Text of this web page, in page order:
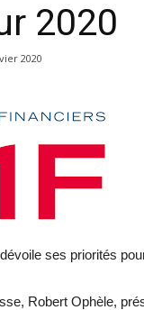
2020
2020
ses priorités
Robert Ophèle,